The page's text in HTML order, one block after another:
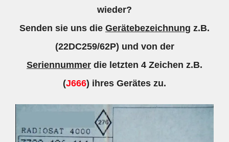
wieder?
Senden sie uns die Gerätebezeichnung z.B.
(22DC259/62P) und von der
Seriennummer die letzten 4 Zeichen z.B.
(J666) ihres Gerätes zu.